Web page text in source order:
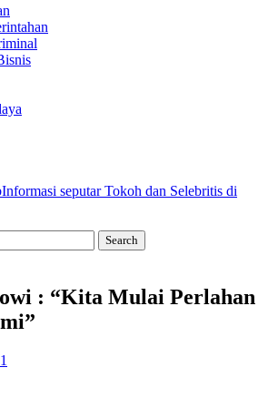
Informasi seputar Tokoh dan Selebritis di
: “Kita Mulai Perlahan